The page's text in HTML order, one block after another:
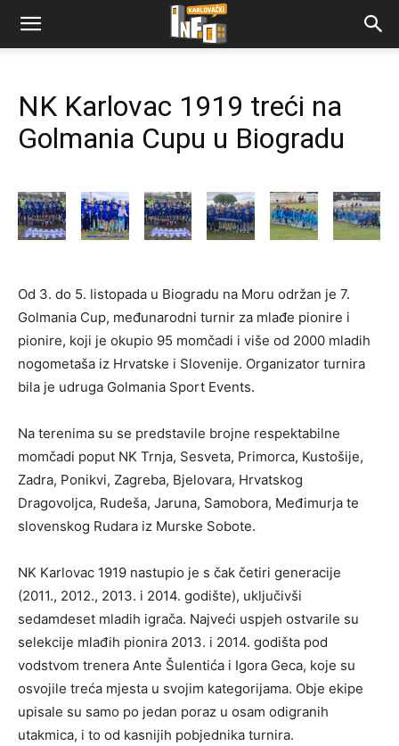
NK Karlovac 1919 treći na
Golmania Cupu u Biogradu
Od 3. do 5. listopada u Biogradu na Moru održan je 7.
Golmania Cup, međunarodni turnir za mlađe pionire i
pionire, koji je okupio 95 momčadi i više od 2000 mladih
nogometaša iz Hrvatske i Slovenije. Organizator turnira
bila je udruga Golmania Sport Events.
Na terenima su se predstavile brojne respektabilne
momčadi poput NK Trnja, Sesveta, Primorca, Kustošije,
Zadra, Ponikvi, Zagreba, Bjelovara, Hrvatskog
Dragovoljca, Rudeša, Jaruna, Samobora, Međimurja te
slovenskog Rudara iz Murske Sobote.
NK Karlovac 1919 nastupio je s čak četiri generacije
(2011., 2012., 2013. i 2014. godište), uključivši
sedamdeset mladih igrača. Najveći uspjeh ostvarile su
selekcije mlađih pionira 2013. i 2014. godišta pod
vodstvom trenera Ante Šulentića i Igora Geca, koje su
osvojile treća mjesta u svojim kategorijama. Obje ekipe
upisale su samo po jedan poraz u osam odigranih
utakmica, i to od kasnijih pobjednika turnira.